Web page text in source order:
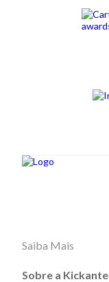
Saiba Mais
Sobre a Kickante